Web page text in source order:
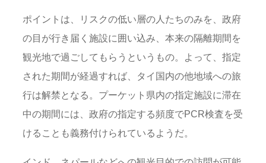
ポイントは、リスクの低い層の人たちのみを、政府
の目が行き届く施設に囲い込み、本来の隔離期間を
観光地で過ごしてもらうというもの。よって、指定
された期間が経過すれば、タイ国内の他地域への旅
行は解禁となる。プーケット県内の指定施設に滞在
中の期間には、政府の指定する頻度でPCR検査を受
けることも義務付けられているようだ。